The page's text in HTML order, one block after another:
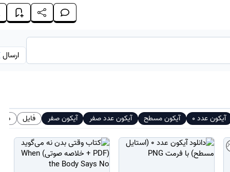
ارسال
آیکون عدد 0 آیکون مسطح آیکون عدد صفر آیکون صفر فایل دانلود